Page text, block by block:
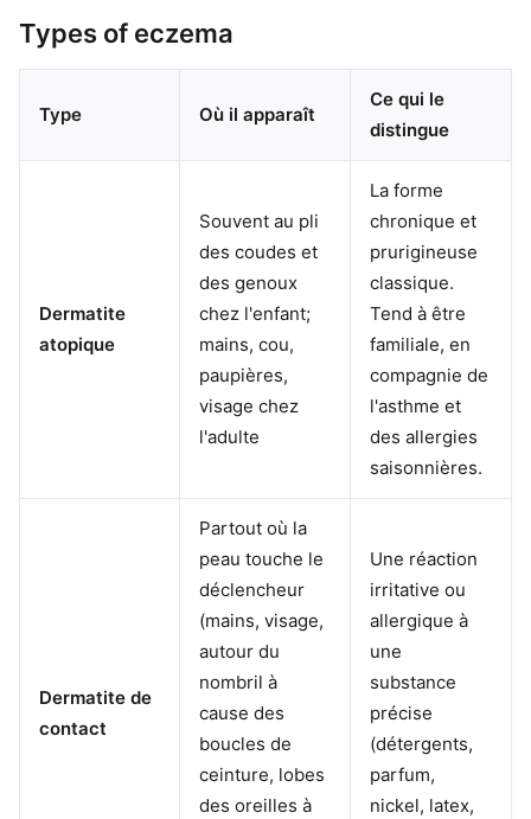
Types of eczema
Type Où il apparaît
Ce qui le
distingue
Dermatite
atopique
Souvent au pli
des coudes et
des genoux
chez l'enfant;
mains, cou,
paupières,
visage chez
l'adulte
La forme
chronique et
prurigineuse
classique.
Tend à être
familiale, en
compagnie de
l'asthme et
des allergies
saisonnières.
Dermatite de
contact
Partout où la
peau touche le
déclencheur
(mains, visage,
autour du
nombril à
cause des
boucles de
ceinture, lobes
des oreilles à
Une réaction
irritative ou
allergique à
une
substance
précise
(détergents,
parfum,
nickel, latex,